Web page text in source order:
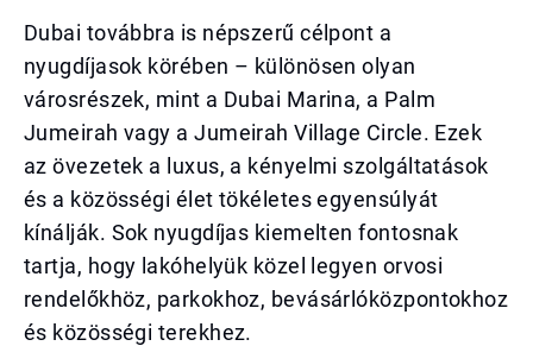
Dubai továbbra is népszerű célpont a
nyugdíjasok körében – különösen olyan
városrészek, mint a Dubai Marina, a Palm
Jumeirah vagy a Jumeirah Village Circle. Ezek
az övezetek a luxus, a kényelmi szolgáltatások
és a közösségi élet tökéletes egyensúlyát
kínálják. Sok nyugdíjas kiemelten fontosnak
tartja, hogy lakóhelyük közel legyen orvosi
rendelőkhöz, parkokhoz, bevásárlóközpontokhoz
és közösségi terekhez.